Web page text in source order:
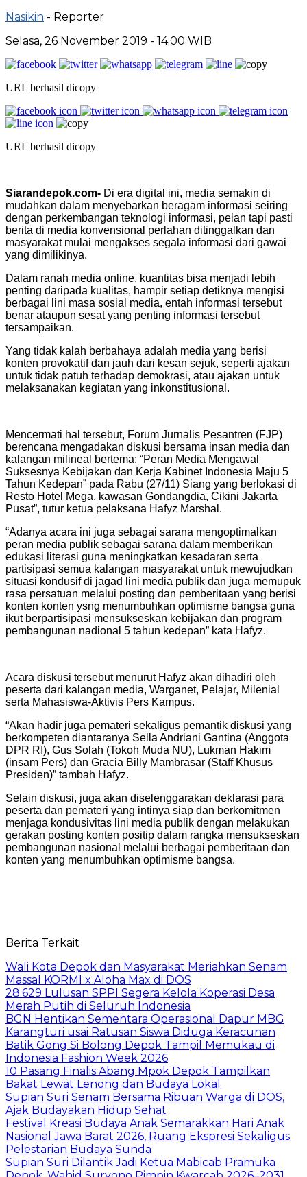
Nasikin - Reporter
Selasa, 26 November 2019 - 14:00 WIB
URL berhasil dicopy
URL berhasil dicopy
Siarandepok.com- Di era digital ini, media semakin di
mudahkan dalam menyebarkan beragam informasi seiring
dengan perkembangan teknologi informasi, pelan tapi pasti
berita di media konvensional perlahan ditinggalkan dan
masyarakat mulai mengakses segala informasi dari gawai
yang dimilikinya.
Dalam ranah media online, kuantitas bisa menjadi lebih
penting daripada kualitas, hampir setiap detiknya mengisi
berbagai lini masa sosial media, entah informasi tersebut
benar ataupun sesat yang penting informasi tersebut
tersampaikan.
Yang tidak kalah berbahaya adalah media yang berisi
konten provokatif dan jauh dari kesan sejuk, seperti ajakan
untuk tidak patuh terhadap demokrasi, atau ajakan untuk
melaksanakan kegiatan yang inkonstitusional.
Mencermati hal tersebut, Forum Jurnalis Pesantren (FJP)
berencana mengadakan diskusi bersama insan media dan
kalangan milineal bertema: “Peran Media Mengawal
Suksesnya Kebijakan dan Kerja Kabinet Indonesia Maju 5
Tahun Kedepan” pada Rabu (27/11) Siang yang berlokasi di
Resto Hotel Mega, kawasan Gondangdia, Cikini Jakarta
Pusat”, tutur ketua pelaksana Hafyz Marshal.
“Adanya acara ini juga sebagai sarana mengoptimalkan
peran media publik sebagai sarana dalam memberikan
edukasi literasi guna meningkatkan kesadaran serta
partisipasi semua kalangan masyarakat untuk mewujudkan
situasi kondusif di jagad lini media publik dan juga memupuk
rasa persatuan melalui posting dan pemberitaan yang berisi
konten konten ysng menumbuhkan optimisme bangsa guna
ikut berpartisipasi mensukseskan kebijakan dan program
pembangunan nadional 5 tahun kedepan” kata Hafyz.
Acara diskusi tersebut menurut Hafyz akan dihadiri oleh
peserta dari kalangan media, Warganet, Pelajar, Milenial
serta Mahasiswa-Aktivis Pers Kampus.
“Akan hadir juga pemateri sekaligus pemantik diskusi yang
berkompeten diantaranya Sella Andriani Gantina (Anggota
DPR RI), Gus Solah (Tokoh Muda NU), Lukman Hakim
(insam Pers) dan Gracia Billy Mambrasar (Staff Khusus
Presiden)” tambah Hafyz.
Selain diskusi, juga akan diselenggarakan deklarasi para
peserta dan pemateri yang intinya siap dan berkomitmen
menjaga kondusivitas lini media publik dengan melakukan
gerakan posting konten positip dalam rangka mensukseskan
pembangunan nasional melalui berbagai pemberitaan dan
konten yang menumbuhkan optimisme bangsa.
Berita Terkait
Wali Kota Depok dan Masyarakat Meriahkan Senam
Massal KORMI x Aloha Max di DOS
28.629 Lulusan SPPI Segera Kelola Koperasi Desa
Merah Putih di Seluruh Indonesia
BGN Hentikan Sementara Operasional Dapur MBG
Karangturi usai Ratusan Siswa Diduga Keracunan
Batik Gong Si Bolong Depok Tampil Memukau di
Indonesia Fashion Week 2026
10 Pasang Finalis Abang Mpok Depok Tampilkan
Bakat Lewat Lenong dan Budaya Lokal
Supian Suri Senam Bersama Ribuan Warga di DOS,
Ajak Budayakan Hidup Sehat
Festival Kreasi Budaya Anak Semarakkan Hari Anak
Nasional Jawa Barat 2026, Ruang Ekspresi Sekaligus
Pelestarian Budaya Sunda
Supian Suri Dilantik Jadi Ketua Mabicab Pramuka